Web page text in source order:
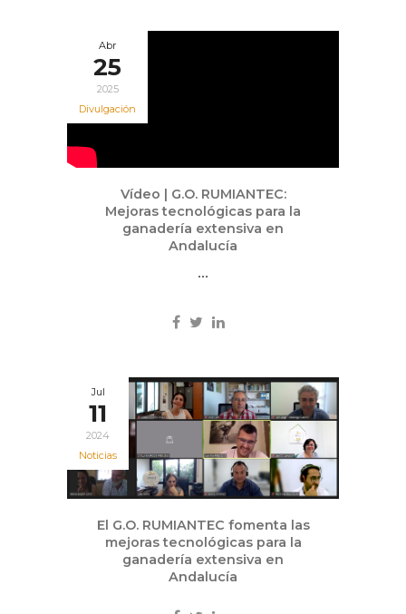
Abr
25
2025
Divulgación
Vídeo | G.O. RUMIANTEC:
Mejoras tecnológicas para la
ganadería extensiva en
Andalucía
...
Jul
11
2024
Noticias
El G.O. RUMIANTEC fomenta las
mejoras tecnológicas para la
ganadería extensiva en
Andalucía